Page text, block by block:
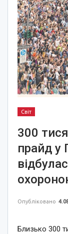
Світ
300
прайд у
Опубліковано
Близько 300